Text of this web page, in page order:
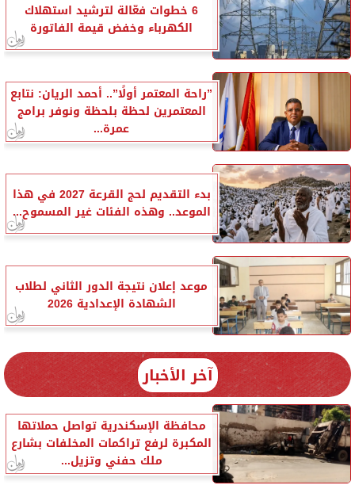
6 خطوات فعّالة لترشيد استهلاك
الكهرباء وخفض قيمة الفاتورة
”راحة المعتمر أولًا”.. أحمد الريان: نتابع
المعتمرين لحظة بلحظة ونوفر برامج
عمرة...
بدء التقديم لحج القرعة 2027 في هذا
الموعد.. وهذه الفئات غير المسموح...
موعد إعلان نتيجة الدور الثاني لطلاب
الشهادة الإعدادية 2026
آخر الأخبار
محافظة الإسكندرية تواصل حملاتها
المكبرة لرفع تراكمات المخلفات بشارع
ملك حفني وتزيل...